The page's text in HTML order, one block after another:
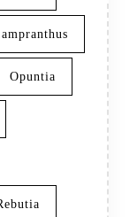
Opuntia